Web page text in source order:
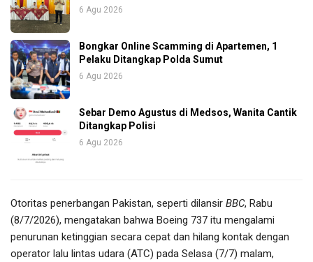
6 Agu 2026
Bongkar Online Scamming di Apartemen, 1
Pelaku Ditangkap Polda Sumut
6 Agu 2026
Sebar Demo Agustus di Medsos, Wanita Cantik
Ditangkap Polisi
6 Agu 2026
Otoritas penerbangan Pakistan, seperti dilansir BBC, Rabu
(8/7/2026), mengatakan bahwa Boeing 737 itu mengalami
penurunan ketinggian secara cepat dan hilang kontak dengan
operator lalu lintas udara (ATC) pada Selasa (7/7) malam,